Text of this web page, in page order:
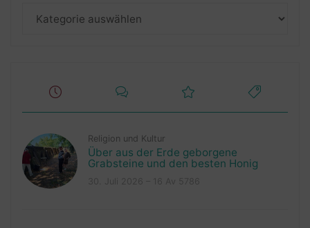
Religion und Kultur
Über aus der Erde geborgene
Grabsteine und den besten Honig